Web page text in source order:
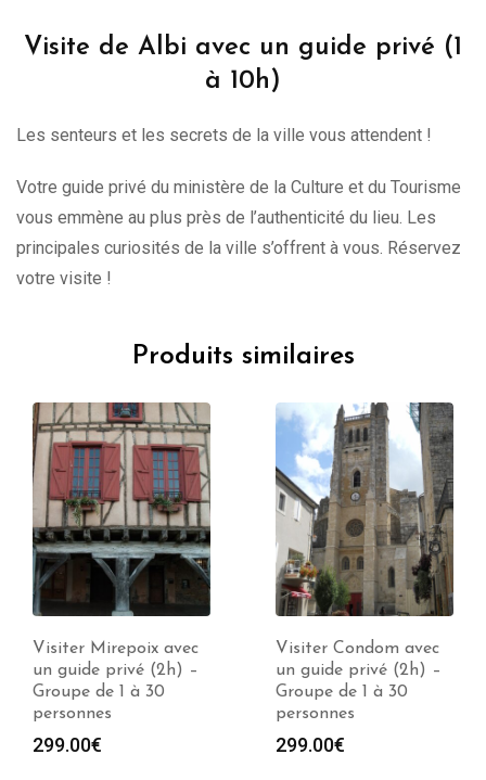
Visite de Albi avec un guide privé (1
à 10h)
Les senteurs et les secrets de la ville vous attendent !
Votre guide privé du ministère de la Culture et du Tourisme
vous emmène au plus près de l’authenticité du lieu. Les
principales curiosités de la ville s’offrent à vous. Réservez
votre visite !
Produits similaires
Visiter Condom avec
un guide privé (2h) –
Groupe de 1 à 30
personnes
299.00€
Visiter Pézenas avec
un guide privé (2h) –
Groupe de 1 à 30
personnes
299.00€